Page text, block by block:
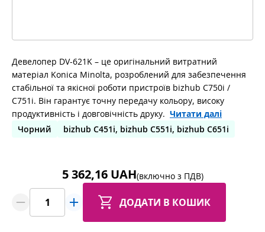
Девелопер DV-621K – це оригінальний витратний
матеріал Konica Minolta, розроблений для забезпечення
стабільної та якісної роботи пристроїв bizhub C750i /
C751i. Він гарантує точну передачу кольору, високу
продуктивність і довговічність друку. Читати далі
Чорний
bizhub C451i, bizhub C551i, bizhub C651i
5 362,16 UAH(включно з ПДВ)
ДОДАТИ В КОШИК